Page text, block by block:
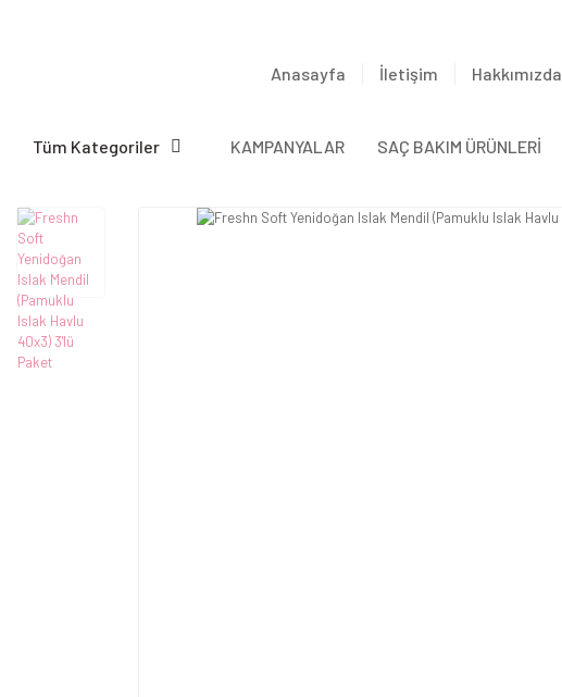
Anasayfa İletişim Hakkımızda
Tüm Kategoriler KAMPANYALAR SAÇ BAKIM ÜRÜNLERİ